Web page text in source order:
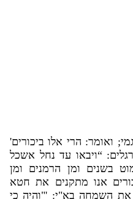
; ואומר: הרי אלו ביכורים'
: “ויבאו עד נחל אשכל
בשנים ומן הרמנים ומן
אנו מתקנים את חטא
את השמחה בא"י: '"והיה כי